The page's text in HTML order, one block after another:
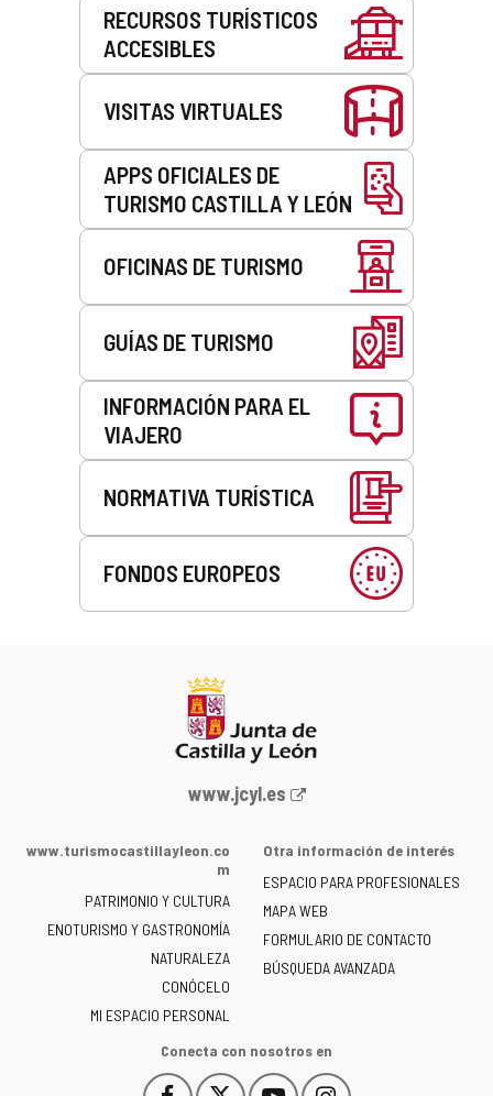
RECURSOS TURÍSTICOS
ACCESIBLES
VISITAS VIRTUALES
APPS OFICIALES DE
TURISMO CASTILLA Y LEÓN
OFICINAS DE TURISMO
GUÍAS DE TURISMO
INFORMACIÓN PARA EL
VIAJERO
NORMATIVA TURÍSTICA
FONDOS EUROPEOS
Portal
la
de
Castilla
y
León
-
www.jcyl.es
www.turismocastillayleon.co
m
PATRIMONIO Y CULTURA
ENOTURISMO Y GASTRONOMÍA
NATURALEZA
CONÓCELO
MI ESPACIO PERSONAL
Otra información de interés
ESPACIO PARA PROFESIONALES
MAPA WEB
FORMULARIO DE CONTACTO
BÚSQUEDA AVANZADA
Conecta con nosotros en